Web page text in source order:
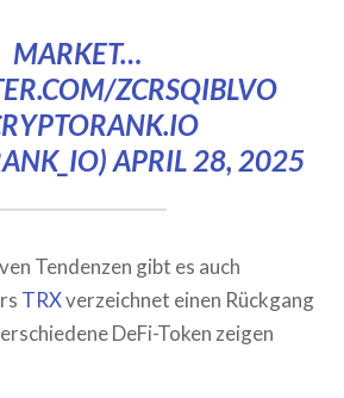
MARKET…
ZCRSQIBLVO
APRIL 28, 2025
Tendenzen gibt es auch
TRXverzeichnet einen Rückgang
DeFi-Token zeigen